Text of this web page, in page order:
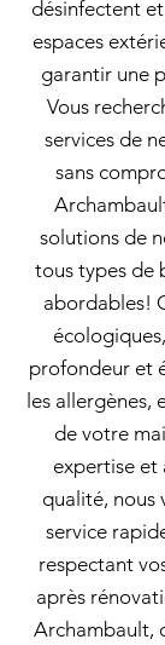
désinfectent
espaces
garantir une
Vous
services de
sans
solutions de
tous types de
abordables!
profondeur et
les allergènes,
de votre
expertise et
qualité, nous
service
respectant
après
Archambault,